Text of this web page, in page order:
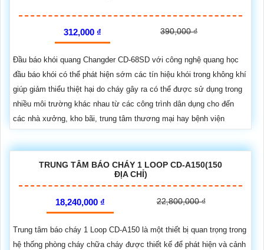
312,000 ₫ 390,000 ₫
Đầu báo khói quang Changder CD-68SD với công nghệ quang học
đầu báo khói có thể phát hiện sớm các tín hiệu khói trong không khí
giúp giảm thiểu thiệt hại do cháy gây ra có thể được sử dụng trong
nhiều môi trường khác nhau từ các công trình dân dụng cho đến
các nhà xưởng, kho bãi, trung tâm thương mại hay bệnh viện
TRUNG TÂM BÁO CHÁY 1 LOOP CD-A150(150
ĐỊA CHỈ)
18,240,000 ₫ 22,800,000 ₫
Trung tâm báo cháy 1 Loop CD-A150 là một thiết bị quan trọng trong
hệ thống phòng cháy chữa cháy được thiết kế để phát hiện và cảnh